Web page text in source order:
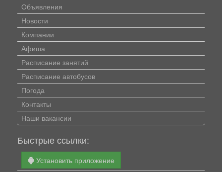
Объявления
Новости
Компании
Афиша
Расписание занятий
Расписание автобусов
Погода
Контакты
Наши вакансии
Быстрые ссылки:
Установить приложение